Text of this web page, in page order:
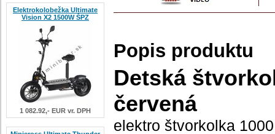
Elektrokolobežka Ultimate
Vision X2 1500W ŠPZ
1 082.92,- EUR vr. DPH
Popis produktu
Detská
červená
elektro štvorkolka